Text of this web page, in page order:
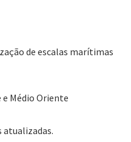
de escalas marítimas
e Médio Oriente
atualizadas.